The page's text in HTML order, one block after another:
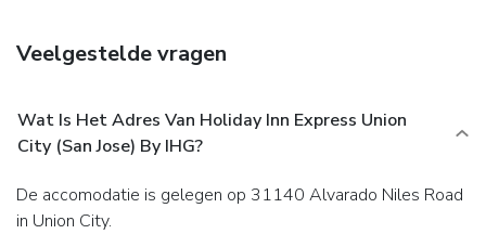
Veelgestelde vragen
Wat Is Het Adres Van Holiday Inn Express Union
City (San Jose) By IHG?
De accomodatie is gelegen op 31140 Alvarado Niles Road
in Union City.